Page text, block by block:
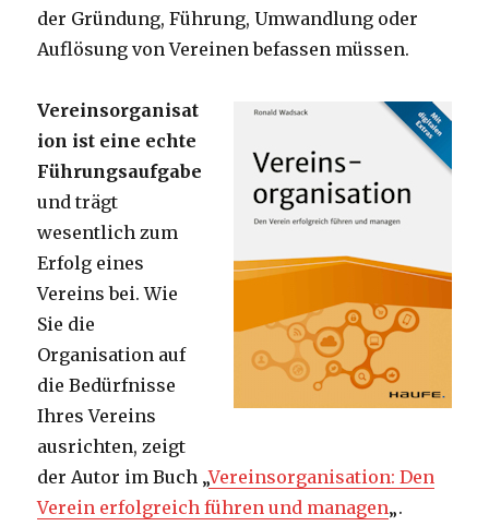
der Gründung, Führung, Umwandlung oder
Auflösung von Vereinen befassen müssen.
Vereinsorganisat
ion ist eine echte
Führungsaufgabe
und trägt
wesentlich zum
Erfolg eines
Vereins bei. Wie
Sie die
Organisation auf
die Bedürfnisse
Ihres Vereins
ausrichten, zeigt
der Autor im Buch „Vereinsorganisation: Den
Verein erfolgreich führen und managen„.